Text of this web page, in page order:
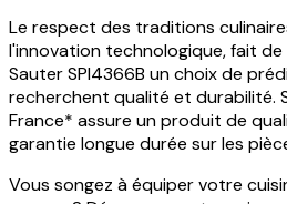
Le respect des traditions
l'innovation technologique, fait
Sauter SPI4366B un choix de
recherchent qualité et durabilité.
France* assure un produit de
garantie longue durée sur les
Vous songez à équiper votre